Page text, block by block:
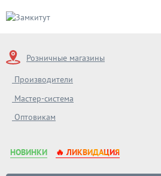
Розничные магазины
Производители
Мастер-система
Оптовикам
НОВИНКИ 🔥 ЛИКВИДАЦИЯ